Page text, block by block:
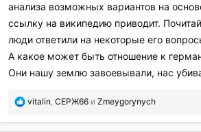
анализа возможных вариантов на
ссылку на википедию приводит.
люди ответили на некоторые его
А какое может быть отношение к
Они нашу землю завоевывали, нас
П
б
vitalin, СЕРЖ66 и Zmeygorynych